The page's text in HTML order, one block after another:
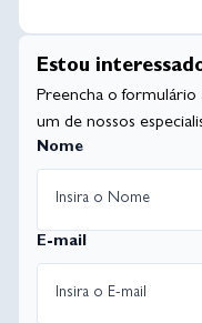
Estou
Preencha o
um de nossos
Nome
E-mail